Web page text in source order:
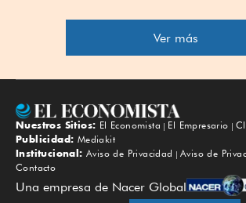
Ver más
Nuestros Sitios: El Economista El Empresario
Publicidad: Mediakit
Institucional: Aviso de Privacidad
Aviso de
Contacto
Una empresa de Nacer Global